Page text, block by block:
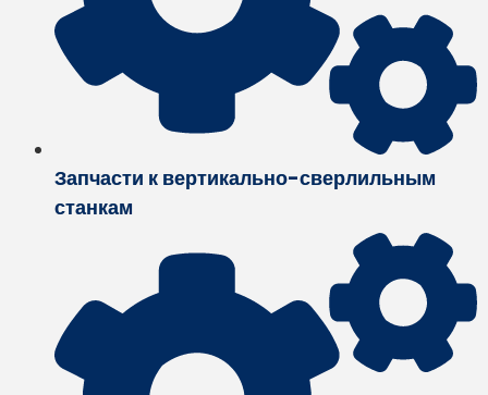
Запчасти к вертикально-сверлильным
станкам